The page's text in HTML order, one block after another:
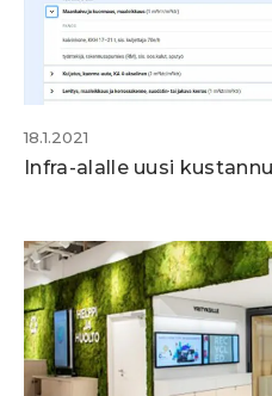
18.1.2021
Infra-alalle uusi